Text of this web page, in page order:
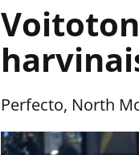
Perfecto, North